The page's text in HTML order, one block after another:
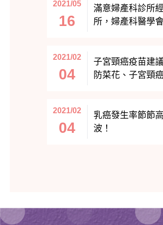
2021/05
16
滿意婦產科診所
所，婦產科醫學
2021/02
04
子宮頸癌疫苗建
防菜花、子宮頸
2021/02
04
乳癌發生率節節
波！